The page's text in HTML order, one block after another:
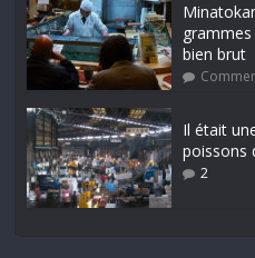
bien brut
Il était
poissons
2